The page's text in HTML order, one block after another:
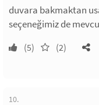
duvara bakmaktan
seçeneğimiz de
(5) (2)
10.